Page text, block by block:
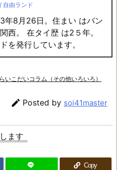
自由ランド
年8月26日。住まい はバン
西。 在タイ歴 は2５年。
を発行しています。
いこだいコラム（その他いろいろ）
 Posted by soi41master
ます
Copy